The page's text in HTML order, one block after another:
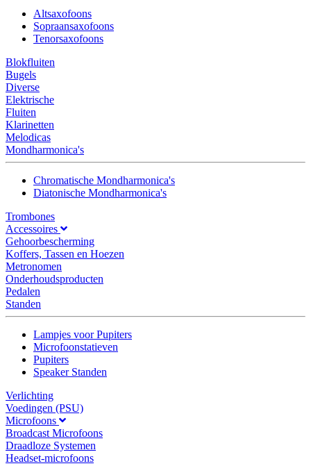
Altsaxofoons
Sopraansaxofoons
Tenorsaxofoons
Blokfluiten
Bugels
Diverse
Elektrische
Fluiten
Klarinetten
Melodicas
Mondharmonica's
Chromatische Mondharmonica's
Diatonische Mondharmonica's
Trombones
Accessoires
Gehoorbescherming
Koffers, Tassen en Hoezen
Metronomen
Onderhoudsproducten
Pedalen
Standen
Lampjes voor Pupiters
Microfoonstatieven
Pupiters
Speaker Standen
Verlichting
Voedingen (PSU)
Microfoons
Broadcast Microfoons
Draadloze Systemen
Headset-microfoons